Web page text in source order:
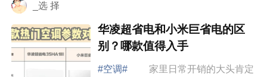
_选 择
华凌超省电和小米巨省电的区
别？哪款值得入手
#空调#
家里日常开销的大头肯定